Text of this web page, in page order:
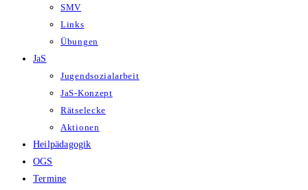
SMV
Links
Übungen
JaS
Jugendsozialarbeit
JaS-Konzept
Rätselecke
Aktionen
Heilpädagogik
OGS
Termine